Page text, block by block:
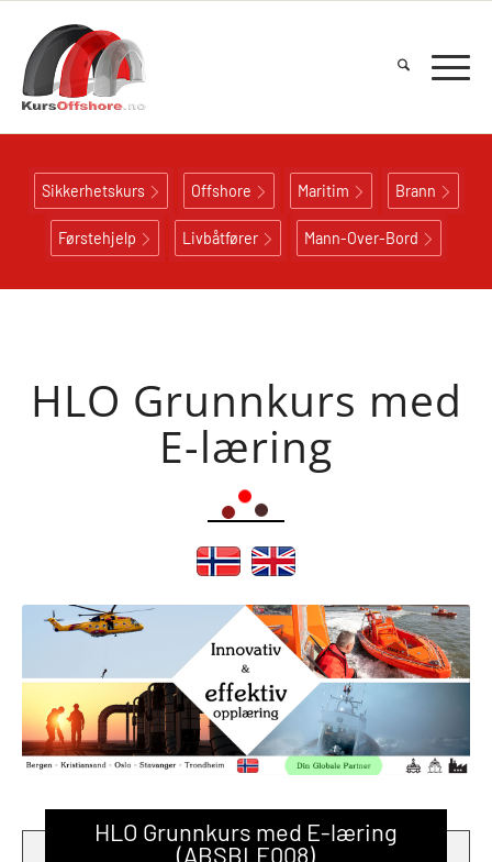
Sikkerhetskurs Offshore Maritim Brann
Førstehjelp Livbåtfører Mann-Over-Bord
HLO Grunnkurs med
E-læring
HLO Grunnkurs med E-læring
(ABSBLE008)